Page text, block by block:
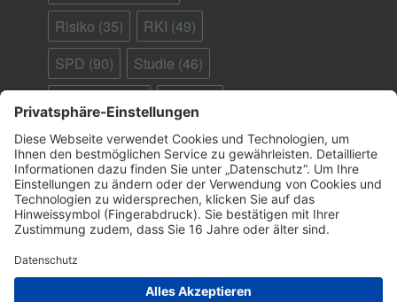
Risiko (35) RKI (49)
SPD (90) Studie (46)
Ungeimpfte(95)
Virus(29) welt.de(33)
WHO(41) Österreich (25)